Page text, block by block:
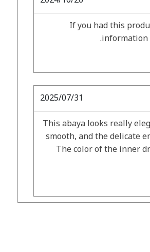
If you had this
2025/07/31
This abaya looks really
smooth, and the delicate
The color of the inner